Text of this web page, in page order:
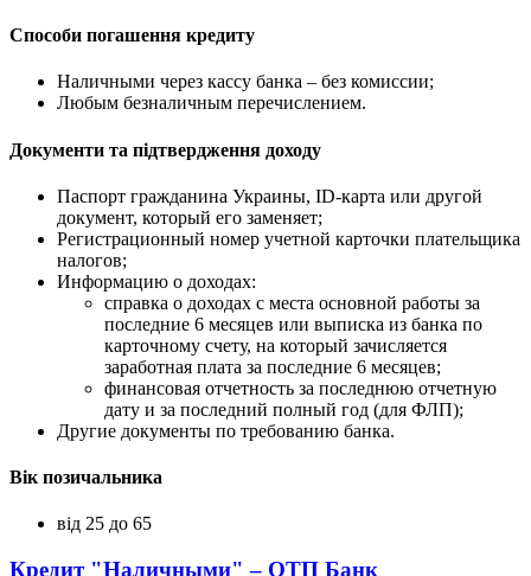
Способи погашення кредиту
Наличными через кассу банка – без комиссии;
Любым безналичным перечислением.
Документи та підтвердження доходу
Паспорт гражданина Украины, ID-карта или другой
документ, который его заменяет;
Регистрационный номер учетной карточки плательщика
налогов;
Информацию о доходах:
справка о доходах с места основной работы за
последние 6 месяцев или выписка из банка по
карточному счету, на который зачисляется
заработная плата за последние 6 месяцев;
финансовая отчетность за последнюю отчетную
дату и за последний полный год (для ФЛП);
Другие документы по требованию банка.
Вік позичальника
від 25 до 65
Кредит "Наличными" – ОТП Банк